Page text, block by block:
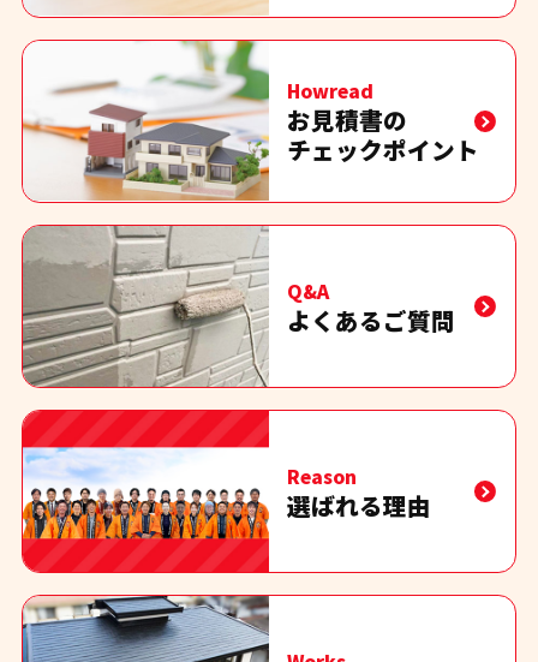
Howread
お見積書の
チェックポイント
Q&A
よくあるご質問
Reason
選ばれる理由